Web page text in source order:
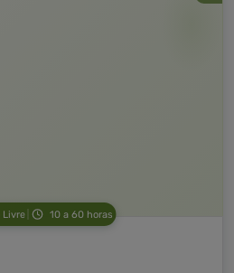
Livre 10 a 60 horas